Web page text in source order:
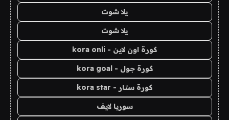
يلا شوت
يلا شوت
كورة اون لاين - kora onli
كورة جول - kora goal
كورة ستار - kora star
سوريا لايف